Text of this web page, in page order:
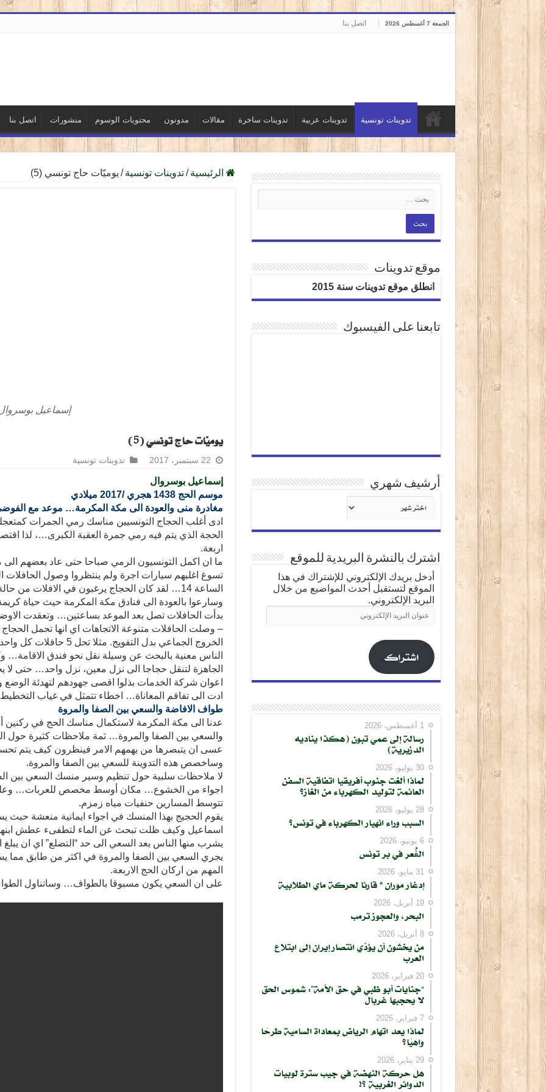
الجمعة 7 أغسطس 2026 اتصل بنا
تدوينات تونسية تدوينات عربية تدوينات ساخرة مقالات مدونون محتويات الوسوم منشورات اتصل بنا
الرئيسية / تدوينات تونسية / يوميّات حاج تونسي (5)
إسماعيل
يوميّات حاج تونسي (5)
22 سبتمبر، 2017 تدوينات تونسية
إسماعيل بوسروال
موسم الحج 1438 هجري /2017 ميلادي
مغادرة منى والعودة الى مكة المكرمة… موعد مع
الحجة الذي يتم فيه رمي جمرة العقبة الكبرى…، لذا
اربعة.
تسوغ اغلبهم سيارات اجرة ولم ينتظروا وصول الحافلات
الساعة 14… لقد كان الحجاج يرغبون في الافلات
وسارعوا بالعودة الى فنادق مكة المكرمة حيث حياة
بدأت الحافلات تصل بعد الموعد بساعتين… وتعقدت
– وصلت الحافلات متنوعة الاتجاهات اي انها تحمل
الخروج الجماعي بدل
الناس معنية بالبحث عن وسيلة نقل نحو فندق
الجاهزة لتنقل حجاجا الى نزل معين، نزل واحد… حتى
اعوان شركة الخدمات بذلوا اقصى جهودهم لتهدئة
ادت الى تفاقم المعاناة… اخطاء تتمثل في غياب
طواف الافاضة والسعي بين الصفا والمروة
عدنا الى مكة المكرمة لاستكمال مناسك الحج في
والسعي بين الصفا والمروة… ثمة ملاحظات كثيرة حول
عسى ان يتبصرها من يهمهم الامر فينظرون كيف يتم
وساخصص هذه التدوينة للسعي بين الصفا والمروة.
لا ملاحظات سلبية حول تنظيم وسير منسك السعي بين
تتوسط المسارين حنفيات مياه زمزم.
يقوم الحجيج بهذا المنسك في اجواء ايمانية منعشة حيث
اسماعيل وكيف ظلت تبحث عن الماء لتطفىء عطش
يشرب منها الناس بعد السعي الى حد “التضلع” اي ان يبلغ
يجري السعي بين الصفا والمروة في اكثر من طابق مما
المهم من اركان الحج الاربعة.
على ان السعي يكون مسبوقا بالطواف… وساتناول
موقع تدوينات
انطلق موقع تدوينات سنة 2015
تابعنا على الفيسبوك
أرشيف شهري
شهري
اشترك بالنشرة البريدية للموقع
أدخل بريدك الإلكتروني للإشتراك في هذا
الموقع لتستقبل أحدث المواضيع من خلال
البريد الإلكتروني.
عنوان
البريد
اشتراك
1 أغسطس، 2026
رسالة إلى عمي تبون (هكذا يناديه
الدزيرية)
30 يوليو، 2026
لماذا ألغت جنوب أفريقيا اتفاقية السفن
العائمة لتوليد الكهرباء من الغاز؟
28 يوليو، 2026
السبب وراء انهيار الكهرباء في تونس؟
6 يونيو، 2026
الڨُعر في بر تونس
31 مايو، 2026
إدغار موران * قارئا لحركة ماي الطلابية
19 أبريل، 2026
البحر، والعجوز ترمب
8 أبريل، 2026
من يخشون أن يؤدّي انتصار إيران إلى ابتلاع
العرب
20 فبراير، 2026
“جنايات أبو ظبي في حق الأمة”: شموس الحق
لا يحجبها غربال
7 فبراير، 2026
لماذا يعد اتهام الرياض بمعاداة السامية طرحًا
واهيًا؟
29 يناير، 2026
هل حركة النهضة في جيب سترة لوبيات
الدوائر الغربية ؟!